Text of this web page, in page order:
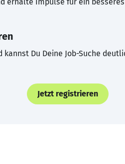
kannst Du Deine Job-Suche
Jetzt registrieren